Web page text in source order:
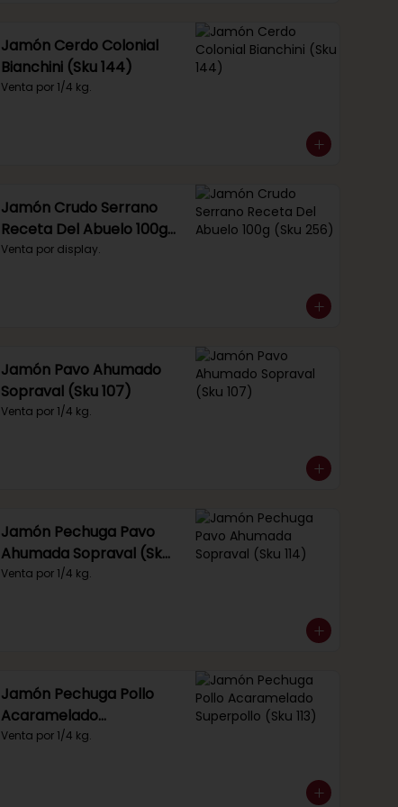
Jamón Cerdo Colonial
Bianchini (Sku 144)
Venta por 1/4 kg.
Jamón Crudo Serrano
Receta Del Abuelo 100g
(Sku 256)
Venta por display.
Jamón Pavo Ahumado
Sopraval (Sku 107)
Venta por 1/4 kg.
Jamón Pechuga Pavo
Ahumada Sopraval (Sku
114)
Venta por 1/4 kg.
Jamón Pechuga Pollo
Acaramelado
Superpollo (Sku 113)
Venta por 1/4 kg.